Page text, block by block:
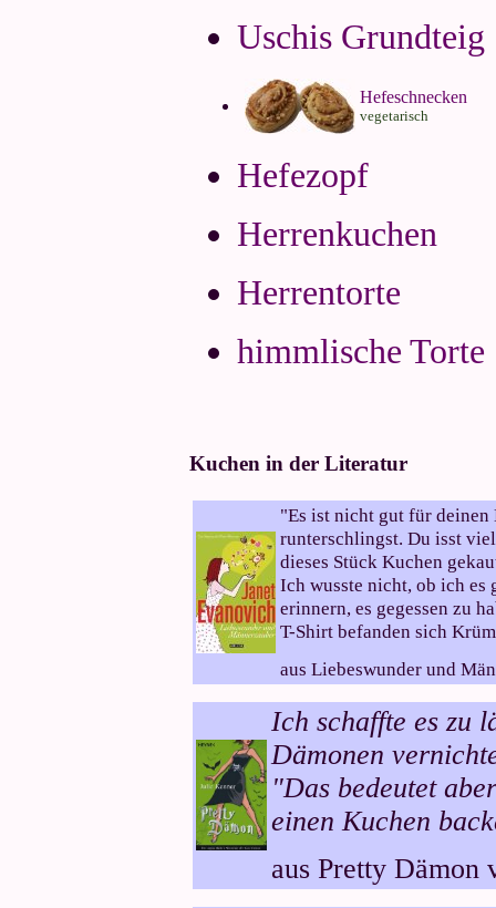
Uschis Grundteig
Hefeschnecken
vegetarisch
Hefezopf
Herrenkuchen
Herrentorte
himmlische Torte
Kuchen in der Literatur
"Es ist nicht gut für deinen
runterschlingst. Du isst
dieses Stück Kuchen
Ich wusste nicht, ob ich es
erinnern, es gegessen zu
T-Shirt befanden sich
aus Liebeswunder und
Ich schaffte es zu
Dämonen
"Das bedeutet
einen Kuchen
aus Pretty Dämon